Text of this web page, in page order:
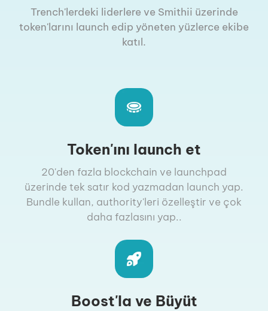
Trench'lerdeki liderlere ve Smithii üzerinde
token'larını launch edip yöneten yüzlerce ekibe
katıl.
Token'ını launch et
20'den fazla blockchain ve launchpad
üzerinde tek satır kod yazmadan launch yap.
Bundle kullan, authority'leri özelleştir ve çok
daha fazlasını yap..
Boost'la ve Büyüt